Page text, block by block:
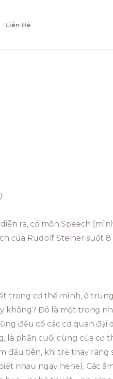
Liên Hệ
ra, có môn Speech
của Rudolf Steiner suốt 8
trong cơ thể mình, ở
không? Đó là một trong
đều có các cơ quan đại
là phần cuối cùng của cơ
tiên, khi trẻ thay răng
nhau ngay hehe). Các